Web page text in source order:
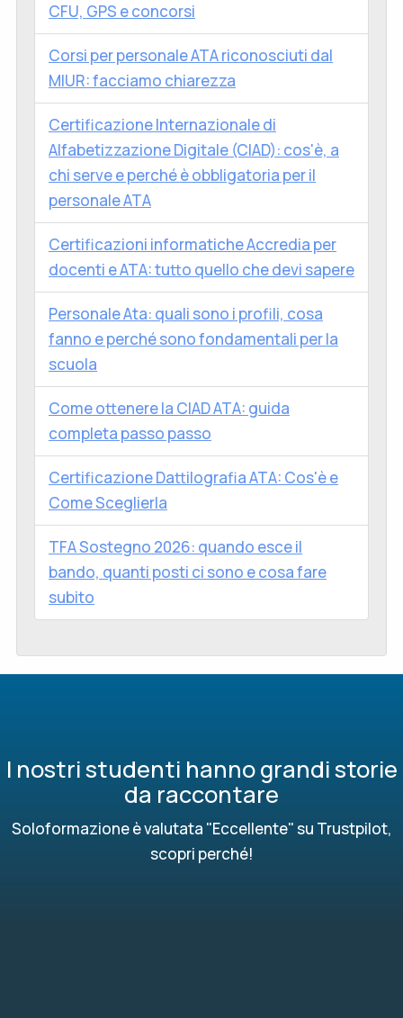
CFU, GPS e concorsi
Corsi per personale ATA riconosciuti dal
MIUR: facciamo chiarezza
Certificazione Internazionale di
Alfabetizzazione Digitale (CIAD): cos'è, a
chi serve e perché è obbligatoria per il
personale ATA
Certificazioni informatiche Accredia per
docenti e ATA: tutto quello che devi sapere
Personale Ata: quali sono i profili, cosa
fanno e perché sono fondamentali per la
scuola
Come ottenere la CIAD ATA: guida
completa passo passo
Certificazione Dattilografia ATA: Cos'è e
Come Sceglierla
TFA Sostegno 2026: quando esce il
bando, quanti posti ci sono e cosa fare
subito
I nostri studenti hanno grandi storie
da raccontare
Soloformazione è valutata "Eccellente" su Trustpilot,
scopri perché!